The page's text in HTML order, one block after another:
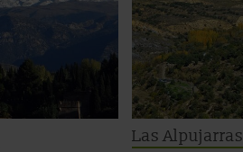
Las Alpujarras